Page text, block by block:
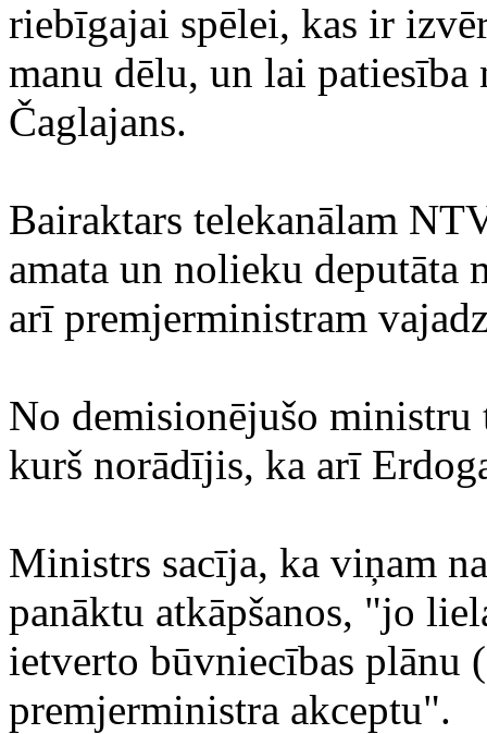
riebīgajai spēlei, kas ir
manu dēlu, un lai
Čaglajans.
Bairaktars telekanālam
amata un nolieku deputāta
arī premjerministram
No demisionējušo
kurš norādījis, ka arī
Ministrs sacīja, ka viņam
panāktu atkāpšanos, "jo
ietverto būvniecības plānu
premjerministra akceptu".